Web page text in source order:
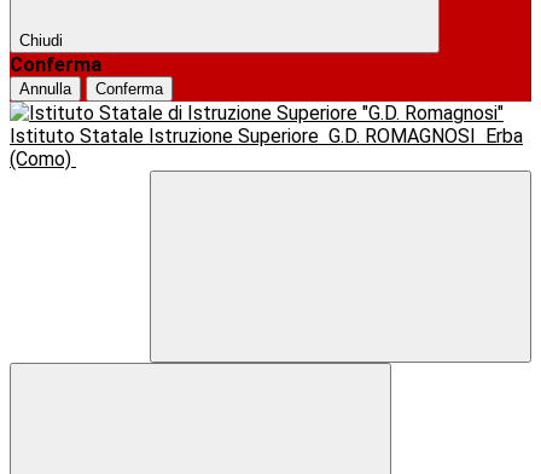
Chiudi
Conferma
Annulla Conferma
Istituto Statale Istruzione Superiore G.D. ROMAGNOSI
Erba
(Como)